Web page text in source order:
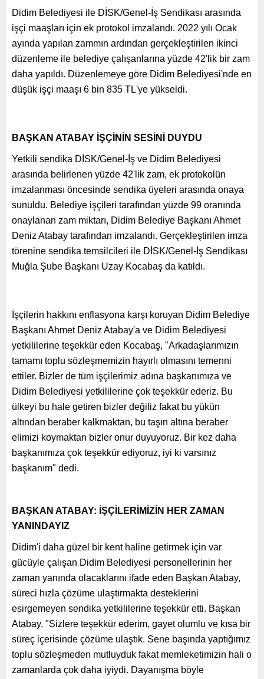
Didim Belediyesi ile DİSK/Genel-İş Sendikası arasında
işçi maaşları için ek protokol imzalandı. 2022 yılı Ocak
ayında yapılan zammın ardından gerçekleştirilen ikinci
düzenleme ile belediye çalışanlarına yüzde 42'lik bir zam
daha yapıldı. Düzenlemeye göre Didim Belediyesi'nde en
düşük işçi maaşı 6 bin 835 TL'ye yükseldi.
BAŞKAN ATABAY İŞÇİNİN SESİNİ DUYDU
Yetkili sendika DİSK/Genel-İş ve Didim Belediyesi
arasında belirlenen yüzde 42'lik zam, ek protokolün
imzalanması öncesinde sendika üyeleri arasında onaya
sunuldu. Belediye işçileri tarafından yüzde 99 oranında
onaylanan zam miktarı, Didim Belediye Başkanı Ahmet
Deniz Atabay tarafından imzalandı. Gerçekleştirilen imza
törenine sendika temsilcileri ile DİSK/Genel-İş Sendikası
Muğla Şube Başkanı Uzay Kocabaş da katıldı.
İşçilerin hakkını enflasyona karşı koruyan Didim Belediye
Başkanı Ahmet Deniz Atabay'a ve Didim Belediyesi
yetkililerine teşekkür eden Kocabaş, "Arkadaşlarımızın
tamamı toplu sözleşmemizin hayırlı olmasını temenni
ettiler. Bizler de tüm işçilerimiz adına başkanımıza ve
Didim Belediyesi yetkililerine çok teşekkür ederiz. Bu
ülkeyi bu hale getiren bizler değiliz fakat bu yükün
altından beraber kalkmaktan, bu taşın altına beraber
elimizi koymaktan bizler onur duyuyoruz. Bir kez daha
başkanımıza çok teşekkür ediyoruz, iyi ki varsınız
başkanım" dedi.
BAŞKAN ATABAY: İŞÇİLERİMİZİN HER ZAMAN
YANINDAYIZ
Didim'i daha güzel bir kent haline getirmek için var
gücüyle çalışan Didim Belediyesi personellerinin her
zaman yanında olacaklarını ifade eden Başkan Atabay,
süreci hızla çözüme ulaştırmakta desteklerini
esirgemeyen sendika yetkililerine teşekkür etti. Başkan
Atabay, "Sizlere teşekkür ederim, gayet olumlu ve kısa bir
süreç içerisinde çözüme ulaştık. Sene başında yaptığımız
toplu sözleşmeden mutluyduk fakat memleketimizin hali o
zamanlarda çok daha iyiydi. Dayanışma böyle